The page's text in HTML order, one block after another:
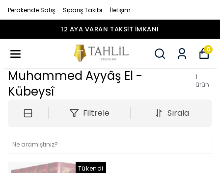
Perakende Satış Sipariş Takibi İletişim
12 AYA VARAN TAKSİT İMKANI
0
Muhammed Ayyâş El -
Kübeysî
1
ürün
Filtrele Sırala
Tükendi